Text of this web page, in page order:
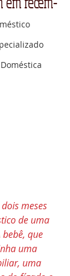
meses
de uma
que
uma
uma